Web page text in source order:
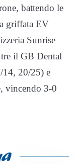
battendo le
griffata EV
Sunrise
il GB Dental
14, 20/25) e
vincendo 3-0